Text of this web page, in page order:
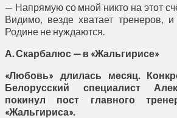
— Напрямую со мной никто на этот
Видимо, везде хватает тренеров,
Родине не нуждаются.
А. Скарбалюс — в «Жальгирисе»
«Любовь» длилась месяц.
Белорусский специалист
покинул пост главного
«Жальгириса».